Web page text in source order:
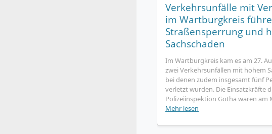
Verkehrsunfälle mit
im Wartburgkreis
Straßensperrung und
Sachschaden
Im Wartburgkreis kam es am 27.
zwei Verkehrsunfällen mit hohem
bei denen zudem insgesamt fünf
verletzt wurden. Die Einsatzkräfte
Polizeiinspektion Gotha waren am
Mehr lesen